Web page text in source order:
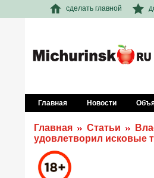
сделать главной
Главная Новости
Главная Статьи
удовлетворил исковые